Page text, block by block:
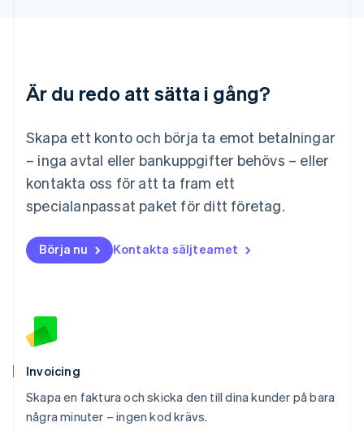
Är du redo att sätta i gång?
Skapa ett konto och börja ta emot betalningar
– inga avtal eller bankuppgifter behövs – eller
kontakta oss för att ta fram ett
specialanpassat paket för ditt företag.
Börja nu Kontakta säljteamet
Invoicing
Skapa en faktura och skicka den till dina kunder på bara
några minuter – ingen kod krävs.
English简体中文
Malta
Mexiko
English
Nederländerna
NederlandsEnglish
Norge
Nya Zeeland
English
Polen
Português
Rumänien
Schweiz
Deutsch
Singapore
English 简体中文